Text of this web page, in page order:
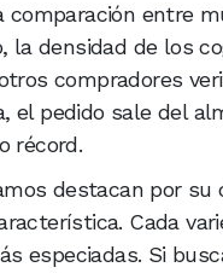
comparación entre
la densidad de los
compradores
el pedido sale del
récord.
destacan por su
Cada
especiadas. Si